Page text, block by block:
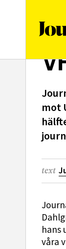
mot
text
hans
våra